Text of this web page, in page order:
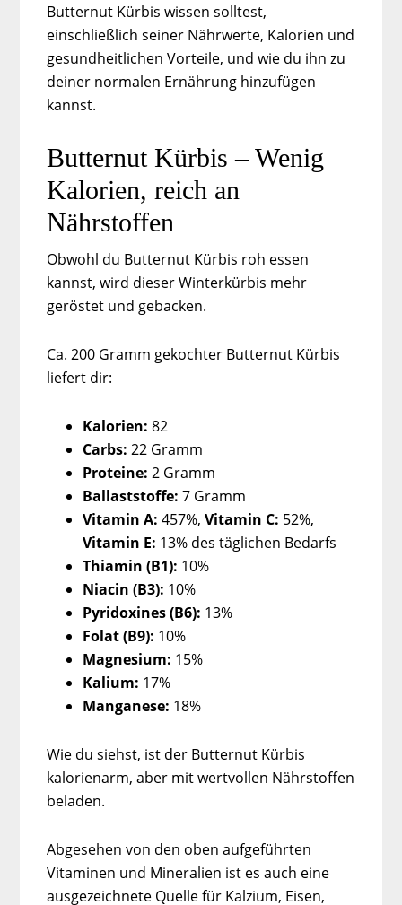
Butternut Kürbis wissen solltest,
einschließlich seiner Nährwerte, Kalorien und
gesundheitlichen Vorteile, und wie du ihn zu
deiner normalen Ernährung hinzufügen
kannst.
Butternut Kürbis – Wenig
Kalorien, reich an
Nährstoffen
Obwohl du Butternut Kürbis roh essen
kannst, wird dieser Winterkürbis mehr
geröstet und gebacken.
Ca. 200 Gramm gekochter Butternut Kürbis
liefert dir:
Kalorien: 82
Carbs:22 Gramm
Proteine: 2 Gramm
Ballaststoffe:7 Gramm
Vitamin A:457%,Vitamin C: 52%,
Vitamin E: 13% des täglichen Bedarfs
Thiamin (B1): 10%
Niacin (B3): 10%
Pyridoxines (B6): 13%
Folat (B9): 10%
Magnesium: 15%
Kalium: 17%
Manganese: 18%
Wie du siehst, ist der Butternut Kürbis
kalorienarm, aber mit wertvollen Nährstoffen
beladen.
Abgesehen von den oben aufgeführten
Vitaminen und Mineralien ist es auch eine
ausgezeichnete Quelle für Kalzium, Eisen,